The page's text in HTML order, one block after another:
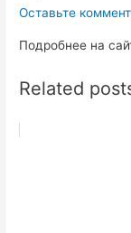
Оставьте
Подробнее на
Related